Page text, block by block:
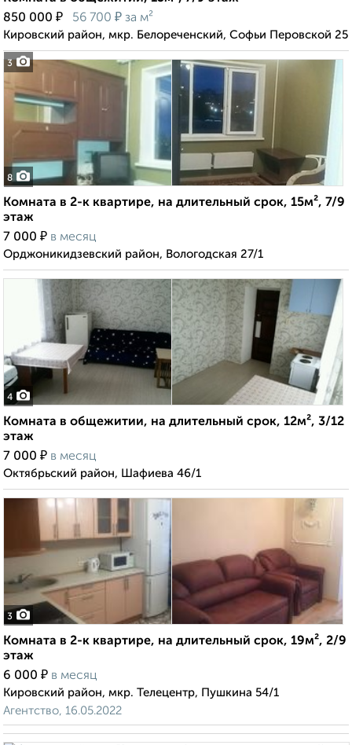
3
850 000 ₽ 56 700 ₽ за м²
Кировский район, мкр. Белореченский, Софьи Перовской 25
8
Комната в 2-к квартире, на длительный срок, 15м², 7/9
этаж
7 000 ₽ в месяц
Орджоникидзевский район, Вологодская 27/1
4
Комната в общежитии, на длительный срок, 12м², 3/12
этаж
7 000 ₽ в месяц
Октябрьский район, Шафиева 46/1
3
Комната в 2-к квартире, на длительный срок, 19м², 2/9
этаж
6 000 ₽ в месяц
Кировский район, мкр. Телецентр, Пушкина 54/1
Агентство, 16.05.2022